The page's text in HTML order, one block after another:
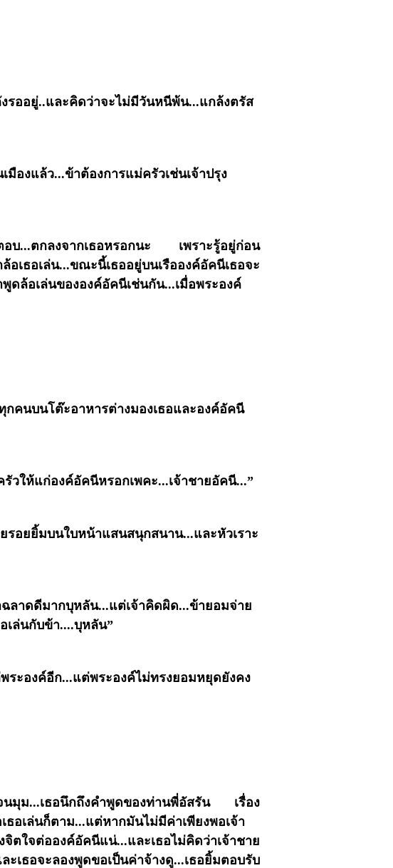
รออยู่..และคิดว่าจะไม่มีวันหนีพ้น...แกล้งตรัส
มืองแล้ว...ข้าต้องการแม่ครัวเช่นเจ้าปรุง
ตอบ...ตกลงจากเธอหรอกนะ เพราะรู้อยู่ก่อน
เธอเล่น...ขณะนี้เธออยู่บนเรือองค์อัคนีเธอจะ
ดล้อเล่นขององค์อัคนีเช่นกัน...เมื่อพระองค์
กคนบนโต๊ะอาหารต่างมองเธอและองค์อัคนี
วให้แก่องค์อัคนีหรอกเพคะ...เจ้าชายอัคนี...”
ยรอยยิ้มบนใบหน้าแสนสนุกสนาน...และหัวเราะ
ลาดดีมากบุหลัน...แต่เจ้าคิดผิด...ข้ายอมจ่าย
เล่นกับข้า....บุหลัน”
ระองค์อีก...แต่พระองค์ไม่ทรงยอมหยุดยังคง
จนมุม...เธอนึกถึงคำพูดของท่านพี่อัสรัน เรื่อง
อเล่นก็ตาม...แต่หากมันไม่มีค่าเพียงพอเจ้า
ใจต่อองค์อัคนีแน่...และเธอไม่คิดว่าเจ้าชาย
เธอจะลองพูดขอเป็นค่าจ้างดู...เธอยิ้มตอบรับ